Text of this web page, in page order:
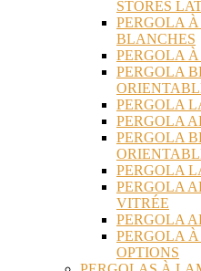
STORES
PERGOLA
BLANCHES
PERGOLA
PERGOLA
PERGOLA
PERGOLA
PERGOLA
PERGOLA
PERGOLA
VITRÉE
PERGOLA
PERGOLA
OPTIONS